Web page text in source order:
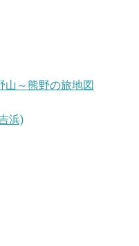
山～熊野の旅地図
浜)